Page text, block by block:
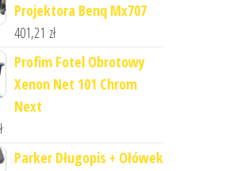
Projektora Benq Mx707
401,21 zł
Profim Fotel Obrotowy
Xenon Net 101 Chrom
Next
Parker Długopis + Ołówek